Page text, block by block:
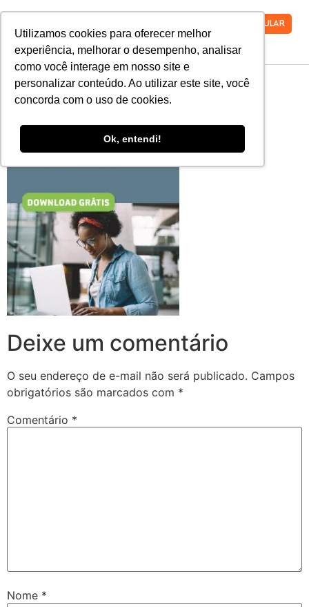
Utilizamos cookies para oferecer melhor
experiência, melhorar o desempenho, analisar
como você interage em nosso site e
personalizar conteúdo. Ao utilizar este site, você
concorda com o uso de cookies.
Ok, entendi!
VESTIBULAR
CTA1 (5)
Deixe um comentário
O seu endereço de e-mail não será publicado. Campos
obrigatórios são marcados com *
Comentário *
Nome *